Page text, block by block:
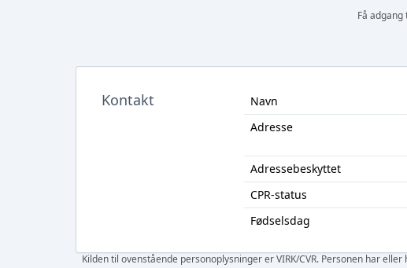
Få
Kontakt Navn
Adresse
Adressebeskyttet
CPR-status
Fødselsdag
Kilden til ovenstående personoplysninger er VIRK/CVR. Personen har